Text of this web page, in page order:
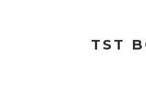
TST